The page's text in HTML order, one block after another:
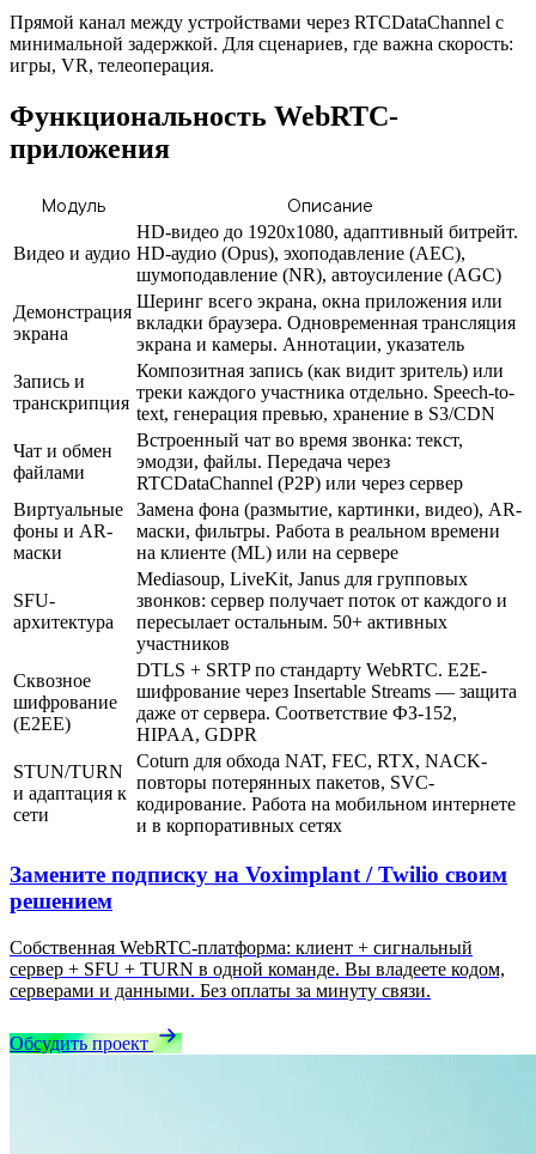
Прямой канал между устройствами через RTCDataChannel с
минимальной задержкой. Для сценариев, где важна скорость:
игры, VR, телеоперация.
Функциональность WebRTC-
приложения
Модуль Описание
Видео и аудио
HD-видео до 1920x1080, адаптивный битрейт.
HD-аудио (Opus), эхоподавление (AEC),
шумоподавление (NR), автоусиление (AGC)
Демонстрация
экрана
Шеринг всего экрана, окна приложения или
вкладки браузера. Одновременная трансляция
экрана и камеры. Аннотации, указатель
Запись и
транскрипция
Композитная запись (как видит зритель) или
треки каждого участника отдельно. Speech-to-
text, генерация превью, хранение в S3/CDN
Чат и обмен
файлами
Встроенный чат во время звонка: текст,
эмодзи, файлы. Передача через
RTCDataChannel (P2P) или через сервер
Виртуальные
фоны и AR-
маски
Замена фона (размытие, картинки, видео), AR-
маски, фильтры. Работа в реальном времени
на клиенте (ML) или на сервере
SFU-
архитектура
Mediasoup, LiveKit, Janus для групповых
звонков: сервер получает поток от каждого и
пересылает остальным. 50+ активных
участников
Сквозное
шифрование
(E2EE)
DTLS + SRTP по стандарту WebRTC. E2E-
шифрование через Insertable Streams — защита
даже от сервера. Соответствие ФЗ-152,
HIPAA, GDPR
STUN/TURN
и адаптация к
сети
Coturn для обхода NAT, FEC, RTX, NACK-
повторы потерянных пакетов, SVC-
кодирование. Работа на мобильном интернете
и в корпоративных сетях
Замените подписку на Voximplant / Twilio своим
решением
Собственная WebRTC-платформа: клиент + сигнальный
сервер + SFU + TURN в одной команде. Вы владеете кодом,
серверами и данными. Без оплаты за минуту связи.
Обсудить проект